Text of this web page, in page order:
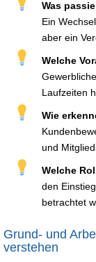
Was
Ein
aber ein
Welche
Laufzeiten
Wie
und
Welche
den
betrachtet
Grund- und
verstehen